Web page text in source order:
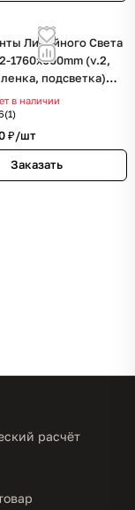
Линейного Света
1760x600mm (v.2,
подсветка)
в наличии
₽/шт
Заказать
расчёт